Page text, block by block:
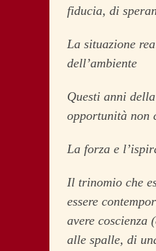
fiducia, di
La situazione
dell’ambiente
Questi anni
opportunità non
La forza e
Il trinomio che
essere
avere coscienza
alle spalle, di